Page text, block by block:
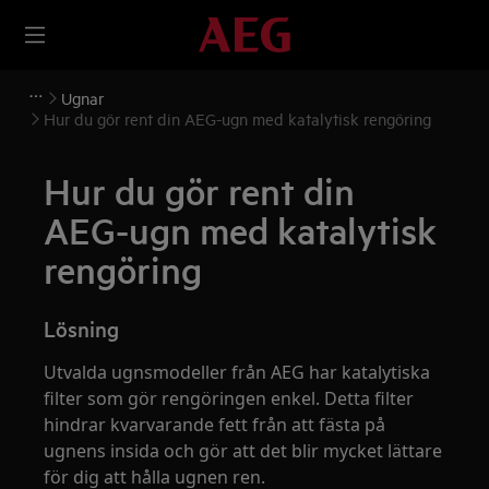
Ugnar
Hur du gör rent din AEG-ugn med katalytisk rengöring
Hur du gör rent din
AEG-ugn med katalytisk
rengöring
Lösning
Utvalda ugnsmodeller från AEG har katalytiska
filter som gör rengöringen enkel. Detta filter
hindrar kvarvarande fett från att fästa på
ugnens insida och gör att det blir mycket lättare
för dig att hålla ugnen ren.